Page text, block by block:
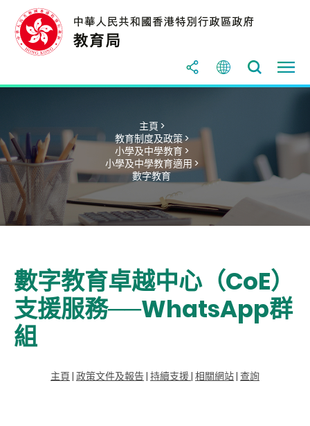
主頁 >
教育制度及政策 >
小學及中學教育 >
小學及中學教育適用 >
數字教育
數字教育卓越中心（CoE）
支援服務──WhatsApp群
組
主頁 | 政策文件及報告| 持續支援| 相關網站| 查詢